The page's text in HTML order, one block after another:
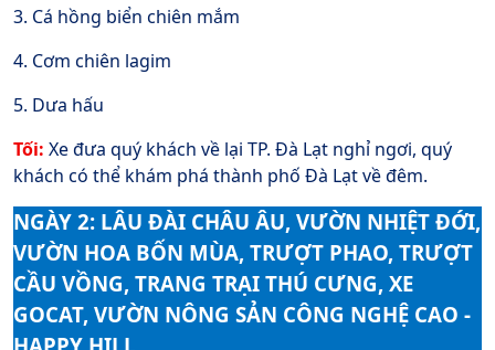
3. Cá hồng biển chiên mắm
4. Cơm chiên lagim
5. Dưa hấu
Tối: Xe đưa quý khách về lại TP. Đà Lạt nghỉ ngơi, quý
khách có thể khám phá thành phố Đà Lạt về đêm.
NGÀY 2: LÂU ĐÀI CHÂU ÂU, VƯỜN NHIỆT ĐỚI,
VƯỜN HOA BỐN MÙA, TRƯỢT PHAO, TRƯỢT
CẦU VỒNG, TRANG TRẠI THÚ CƯNG, XE
GOCAT, VƯỜN NÔNG SẢN CÔNG NGHỆ CAO -